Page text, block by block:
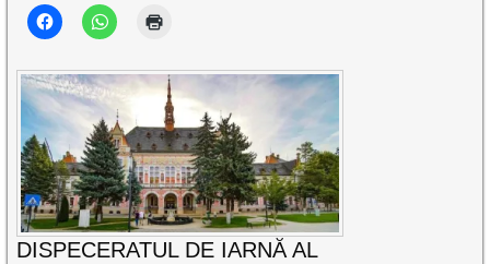
DISPECERATUL DE IARNĂ AL